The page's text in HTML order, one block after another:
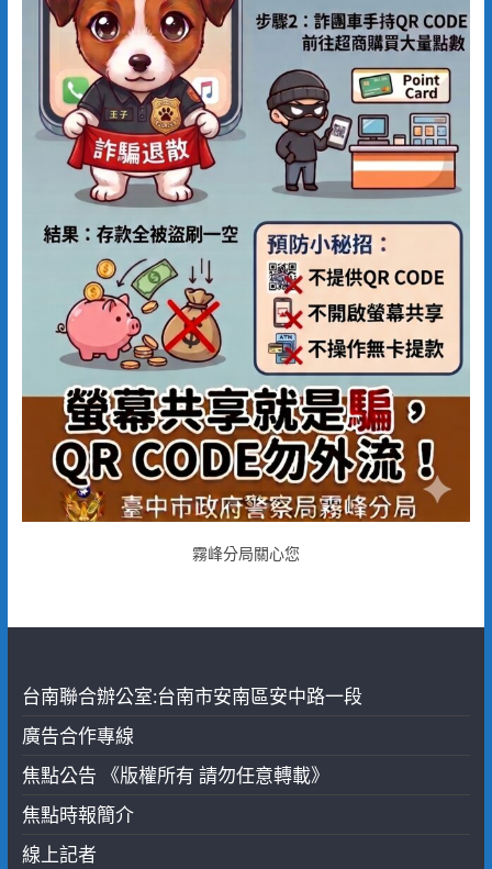
霧峰分局關心您
台南聯合辦公室:台南市安南區安中路一段
廣告合作專線
焦點公告 《版權所有 請勿任意轉載》
焦點時報簡介
線上記者